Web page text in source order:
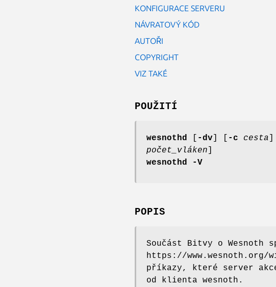
KONFIGURACE SERVERU
NÁVRATOVÝ KÓD
AUTOŘI
COPYRIGHT
VIZ TAKÉ
POUŽITÍ
wesnothd -dv -c cesta
počet_vláken
wesnothd
-V
POPIS
Součást Bitvy o
https://
příkazy, které server
od klienta wesnoth.